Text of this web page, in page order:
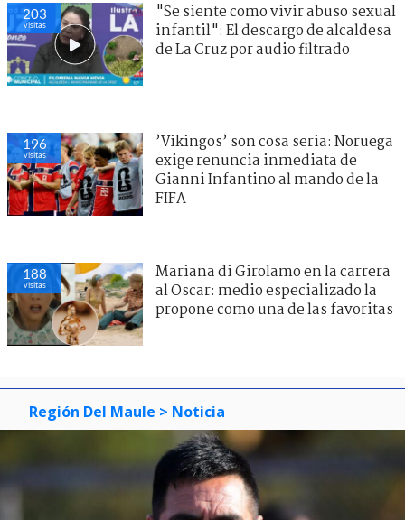
203
visitas
"Se siente como vivir abuso sexual
infantil": El descargo de alcaldesa
de La Cruz por audio filtrado
196
visitas
’Vikingos’ son cosa seria: Noruega
exige renuncia inmediata de
Gianni Infantino al mando de la
FIFA
188
visitas
Mariana di Girolamo en la carrera
al Oscar: medio especializado la
propone como una de las favoritas
Región Del Maule > Noticia